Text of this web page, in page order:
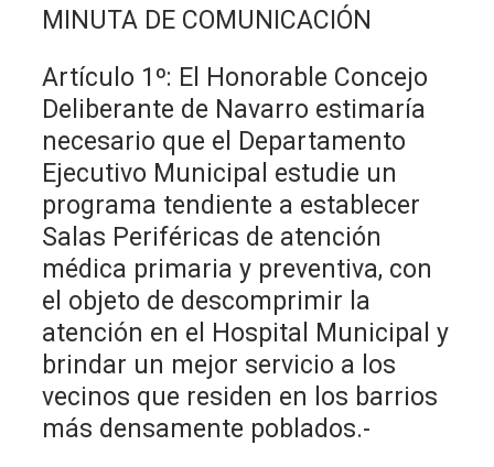
MINUTA DE COMUNICACIÓN
Artículo 1º: El Honorable Concejo
Deliberante de Navarro estimaría
necesario que el Departamento
Ejecutivo Municipal estudie un
programa tendiente a establecer
Salas Periféricas de atención
médica primaria y preventiva, con
el objeto de descomprimir la
atención en el Hospital Municipal y
brindar un mejor servicio a los
vecinos que residen en los barrios
más densamente poblados.-